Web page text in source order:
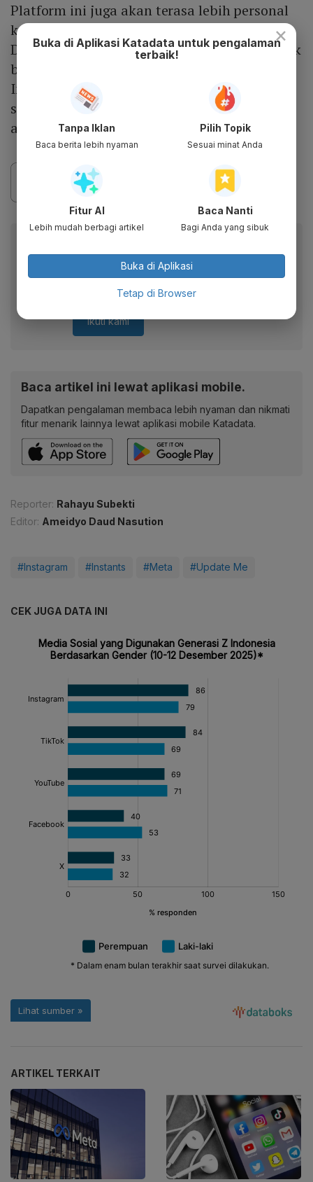
Platform ini juga akan terasa lebih personal
karena tidak dibanjiri iklan dan influencer.
Dengan memperkenalkan aplikasi baru untuk
berbagi momen dengan santai dan spontan,
Instagram berupaya kembali ke akarnya
sekaligus menghadapi persaingan dengan
aplikasi sejenis lainnya.
Dapatkan akses cepat ke berita terkini dan data
berharga dari WhatsApp Channel Katadata.co.id
Ikuti kami
Baca artikel ini lewat aplikasi mobile.
Dapatkan pengalaman membaca lebih nyaman dan nikmati
fitur menarik lainnya lewat aplikasi mobile Katadata.
Reporter: Rahayu Subekti
Editor: Ameidyo Daud Nasution
#Instagram #Instants #Meta #Update Me
CEK JUGA DATA INI
ARTIKEL TERKAIT
×
Buka di Aplikasi Katadata untuk pengalaman
terbaik!
Tanpa Iklan
Baca berita lebih nyaman
Pilih Topik
Sesuai minat Anda
Fitur AI
Lebih mudah berbagi artikel
Baca Nanti
Bagi Anda yang sibuk
Buka di Aplikasi
Tetap di Browser